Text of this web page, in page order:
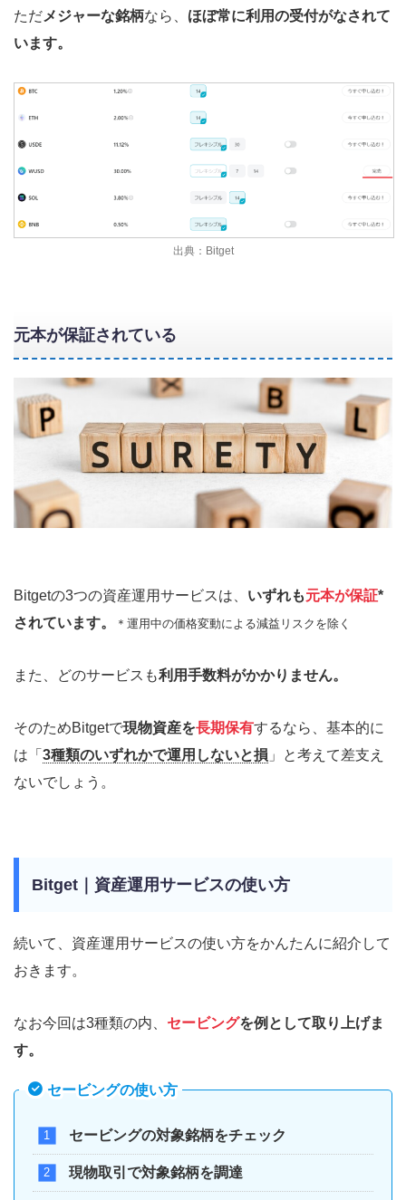
ただメジャーな銘柄なら、 ほぼ常に利用の受付がなされて
います。
出典：Bitget
元本が保証されている
Bitgetの3つの資産運用サービスは、 いずれも元本が保証*
されています。
＊運用中の価格変動による減益リスクを除く
また、どのサービスも利用手数料がかかりません。
そのためBitgetで現物資産を長期保有するなら、基本的に
は「 3種類のいずれかで運用しないと損 」と考えて差支え
ないでしょう。
Bitget｜資産運用サービスの使い方
続いて、資産運用サービスの使い方をかんたんに紹介して
おきます。
なお今回は3種類の内、 セービングを例として取り上げま
す。
セービングの使い方
セービングの対象銘柄をチェック
現物取引で対象銘柄を調達